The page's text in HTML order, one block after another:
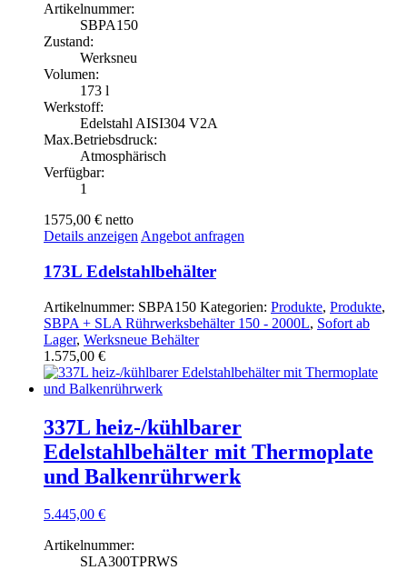
Artikelnummer:
SBPA150
Zustand:
Werksneu
Volumen:
173 l
Werkstoff:
Edelstahl AISI304 V2A
Max.Betriebsdruck:
Atmosphärisch
Verfügbar:
1
1575,00 € netto
Details anzeigen Angebot anfragen
173L Edelstahlbehälter
Artikelnummer: SBPA150 Kategorien: Produkte, Produkte,
SBPA + SLA Rührwerksbehälter 150 - 2000L, Sofort ab
Lager, Werksneue Behälter
1.575,00 €
337L heiz-/kühlbarer
Edelstahlbehälter mit Thermoplate
und Balkenrührwerk
5.445,00 €
Artikelnummer:
SLA300TPRWS